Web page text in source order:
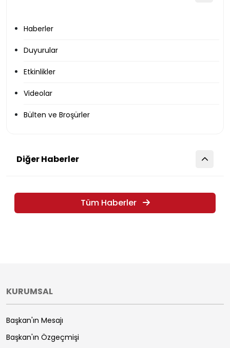
Haberler
Duyurular
Etkinlikler
Videolar
Bülten ve Broşürler
Diğer Haberler
Tüm Haberler
KURUMSAL
Başkan'ın Mesajı
Başkan'ın Özgeçmişi